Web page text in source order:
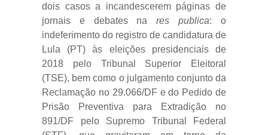
dois casos a incandescerem páginas de
jornais e debates nares publica: o
indeferimento do registro de candidatura de
Lula (PT) às eleições presidenciais de
2018 pelo Tribunal Superior Eleitoral
(TSE), bem como o julgamento conjunto da
Reclamação no 29.066/DF e do Pedido de
Prisão Preventiva para Extradição no
891/DF pelo Supremo Tribunal Federal